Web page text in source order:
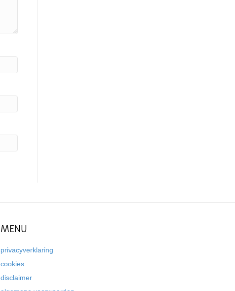
MENU
privacyverklaring
cookies
disclaimer